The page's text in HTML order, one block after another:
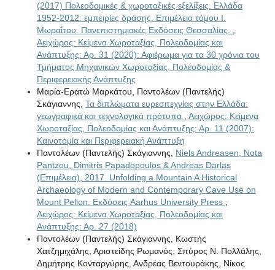
(2017) Πολεοδομικές & χωροταξικές εξελίξεις. Ελλάδα
1952-2012: εμπειρίες δράσης. Επιμέλεια τόμου Ι.
Μωραΐτου. Πανεπιστημιακές Εκδόσεις Θεσσαλίας.
Αειχώρος: Κείμενα Χωροταξίας, Πολεοδομίας και
Ανάπτυξης: Αρ. 31 (2020): Αφιέρωμα για τα 30 χρόνια του
Τμήματος Μηχανικών Χωροταξίας, Πολεοδομίας &
Περιφερειακής Ανάπτυξης
Μαρία-Ερατώ Μαρκάτου, Παντολέων (Παντελής)
Σκάγιαννης, Τα διπλώματα ευρεσιτεχνίας στην Ελλάδα:
γεωγραφικά και τεχνολογικά πρότυπα
Αειχώρος: Κείμενα
Χωροταξίας, Πολεοδομίας και Ανάπτυξης: Αρ. 11 (2007):
Καινοτομία και Περιφερειακή Ανάπτυξη
Παντολέων (Παντελής) Σκάγιαννης, Niels Andreasen, Nota
Pantzou, Dimitris Papadopoulos & Andreas Darlas
(Επιμέλεια), 2017. Unfolding a Mountain A Historical
Archaeology of Modern and Contemporary Cave Use on
Mount Pelion. Εκδόσεις Aarhus University Press
Αειχώρος: Κείμενα Χωροταξίας, Πολεοδομίας και
Ανάπτυξης: Αρ. 27 (2018)
Παντολέων (Παντελής) Σκάγιαννης, Κωστής
Χατζημιχάλης, Αριστείδης Ρωμανός, Σπύρος Ν. Πολλάλης,
Δημήτρης Κονταργύρης, Ανδρέας Βεντουράκης, Νίκος